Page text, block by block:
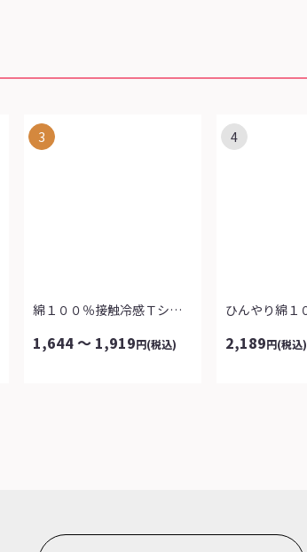
3
綿１００％接触冷感Ｔシャツ（よりどり２...
1,644 ～ 1,919円(税込)
4
2,189円(税込)